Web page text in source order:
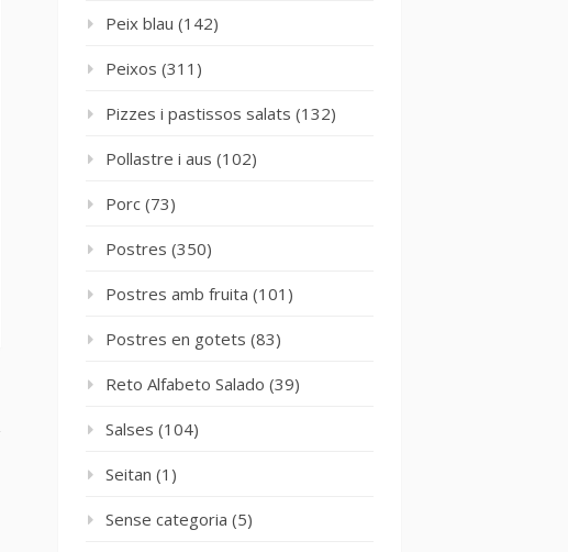
Peix blau (142)
Peixos (311)
Pizzes i pastissos salats (132)
Pollastre i aus (102)
Porc (73)
Postres (350)
Postres amb fruita (101)
Postres en gotets (83)
Reto Alfabeto Salado (39)
Salses (104)
Seitan (1)
Sense categoria (5)